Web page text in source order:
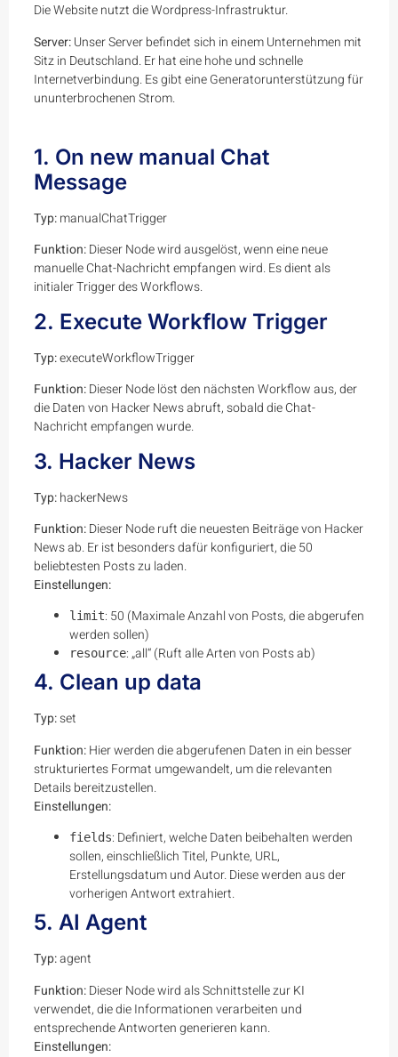
Die Website nutzt die Wordpress-Infrastruktur.
Server:Unser Server befindet sich in einem Unternehmen mit
Sitz in Deutschland. Er hat eine hohe und schnelle
Internetverbindung. Es gibt eine Generatorunterstützung für
ununterbrochenen Strom.
1. On new manual Chat
Message
Typ:manualChatTrigger
Funktion:Dieser Node wird ausgelöst, wenn eine neue
manuelle Chat-Nachricht empfangen wird. Es dient als
initialer Trigger des Workflows.
2. Execute Workflow Trigger
Typ:executeWorkflowTrigger
Funktion:Dieser Node löst den nächsten Workflow aus, der
die Daten von Hacker News abruft, sobald die Chat-
Nachricht empfangen wurde.
3. Hacker News
Typ:hackerNews
Funktion:Dieser Node ruft die neuesten Beiträge von Hacker
News ab. Er ist besonders dafür konfiguriert, die 50
beliebtesten Posts zu laden.
Einstellungen:
limit: 50 (Maximale Anzahl von Posts, die abgerufen
werden sollen)
resource: „all“ (Ruft alle Arten von Posts ab)
4. Clean up data
Typ:set
Funktion:Hier werden die abgerufenen Daten in ein besser
strukturiertes Format umgewandelt, um die relevanten
Details bereitzustellen.
Einstellungen:
fields: Definiert, welche Daten beibehalten werden
sollen, einschließlich Titel, Punkte, URL,
Erstellungsdatum und Autor. Diese werden aus der
vorherigen Antwort extrahiert.
5. AI Agent
Typ:agent
Funktion:Dieser Node wird als Schnittstelle zur KI
verwendet, die die Informationen verarbeiten und
entsprechende Antworten generieren kann.
Einstellungen: